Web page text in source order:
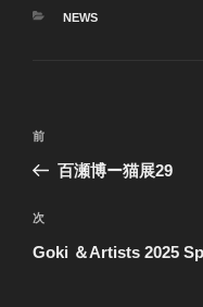
カ
NEWS
投
ビ
ゲ
前
の
稿
前
百瀬博ー猫展29
次
の
次
Goki ＆Artists 2025